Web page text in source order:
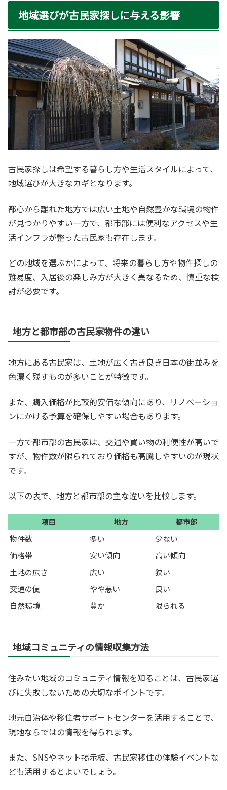
地域選びが古民家探しに与える影響
古民家探しは希望する暮らし方や生活スタイルによって、
地域選びが大きなカギとなります。
都心から離れた地方では広い土地や自然豊かな環境の物件
が見つかりやすい一方で、都市部には便利なアクセスや生
活インフラが整った古民家も存在します。
どの地域を選ぶかによって、将来の暮らし方や物件探しの
難易度、入居後の楽しみ方が大きく異なるため、慎重な検
討が必要です。
地方と都市部の古民家物件の違い
地方にある古民家は、土地が広く古き良き日本の街並みを
色濃く残すものが多いことが特徴です。
また、購入価格が比較的安価な傾向にあり、リノベーショ
ンにかける予算を確保しやすい場合もあります。
一方で都市部の古民家は、交通や買い物の利便性が高いで
すが、物件数が限られており価格も高騰しやすいのが現状
です。
以下の表で、地方と都市部の主な違いを比較します。
項目 地方 都市部
物件数 多い
少ない
価格帯
安い傾向
高い傾向
土地の広さ
広い
狭い
交通の便
やや悪い
良い
自然環境
豊か 限られる
地域コミュニティの情報収集方法
住みたい地域のコミュニティ情報を知ることは、古民家選
びに失敗しないための大切なポイントです。
地元自治体や移住者サポートセンターを活用することで、
現地ならではの情報を得られます。
また、SNSやネット掲示板、古民家移住の体験イベントな
ども活用するとよいでしょう。